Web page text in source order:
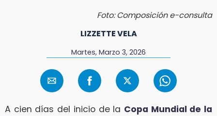
Foto: Composición e-consulta
LIZZETTE VELA
Martes, Marzo 3, 2026
A cien días del inicio de la Copa Mundial de la